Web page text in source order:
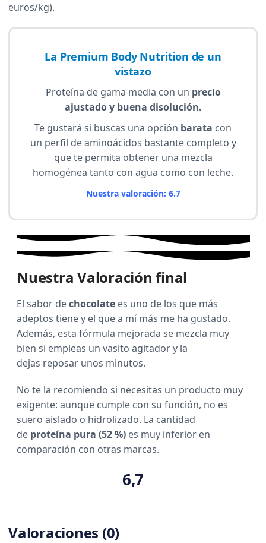
euros/kg).
La Premium Body Nutrition de un
vistazo
Proteína de gama media con un precio
ajustado y buena disolución.
Te gustará si buscas una opción barata con
un perfil de aminoácidos bastante completo y
que te permita obtener una mezcla
homogénea tanto con agua como con leche.
Nuestra valoración: 6.7
6,7
Nuestra Valoración final
El sabor dechocolate es uno de los que más
adeptos tiene y el que a mí más me ha gustado.
Además, esta fórmula mejorada se mezcla muy
bien si empleas un vasito agitador y la
dejas reposar unos minutos.
No te la recomiendo si necesitas un producto muy
exigente: aunque cumple con su función, no es
suero aislado o hidrolizado. La cantidad
de proteína pura (52 %) es muy inferior en
comparación con otras marcas.
Valoraciones (0)